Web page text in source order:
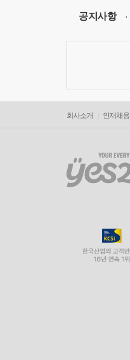
공지사항
회사소개 인재채용